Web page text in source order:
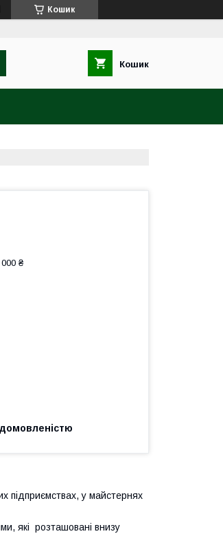
Кошик
Кошик
₴
підприємствах, у майстернях
які розташовані внизу